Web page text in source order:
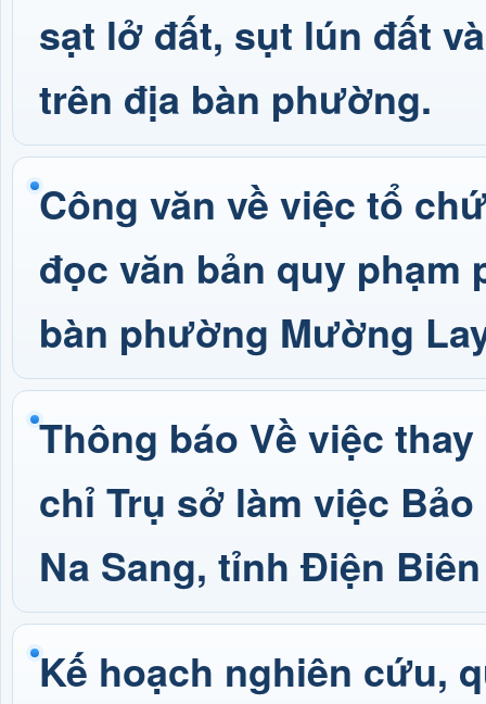
sạt lở đất, sụt lún đất
trên địa bàn phường.
Công văn về việc tổ
đọc văn bản quy phạm
bàn phường Mường
Thông báo Về việc
chỉ Trụ sở làm việc
Na Sang, tỉnh Điện Biên
Kế hoạch nghiên cứu,